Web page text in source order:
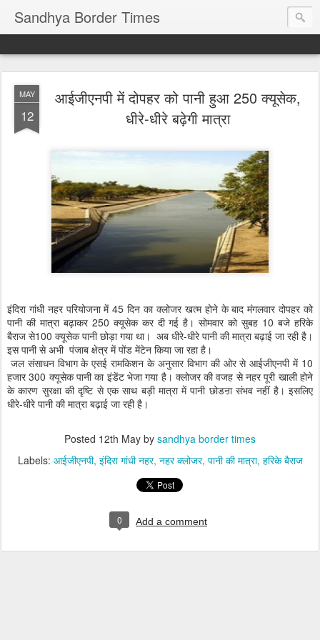
Sandhya Border Times
MAY
12
आईजीएनपी में दोपहर को पानी हुआ 250 क्यूसेक,
धीरे-धीरे बढ़ेगी मात्रा
इंदिरा गांधी नहर परियोजना में 45 दिन का क्लोजर खत्म होने के बाद मंगलवार दोपहर को
पानी की मात्रा बढ़ाकर 250 क्यूसेक कर दी गई है। सोमवार को सुबह 10 बजे हरिके
बैराज से100 क्यूसेक पानी छोड़ा गया था। अब धीरे-धीरे पानी की मात्रा बढ़ाई जा रही है।
इस पानी से अभी पंजाब क्षेत्र में पोंड मेंटेन किया जा रहा है।
जल संसाधन विभाग के एसई रामकिशन के अनुसार विभाग की ओर से आईजीएनपी में 10
हजार 300 क्यूसेक पानी का इंडेंट भेजा गया है। क्लोजर की वजह से नहर पूरी खाली होने
के कारण सुरक्षा की दृष्टि से एक साथ बड़ी मात्रा में पानी छोडऩा संभव नहीं है। इसलिए
धीरे-धीरे पानी की मात्रा बढ़ाई जा रही है।
Posted 12th May by sandhya border times
Labels: आईजीएनपी इंदिरा गांधी नहर नहर क्लोजर पानी की मात्रा हरिके बैराज
0 Add a comment